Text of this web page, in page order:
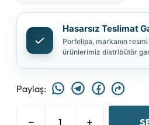
Hasarsız Teslimat
Porfelipa, markanın
ürünlerimiz distribütör
Paylaş: